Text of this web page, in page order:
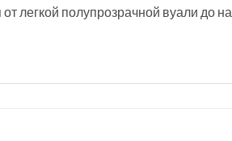
легкой полупрозрачной вуали до